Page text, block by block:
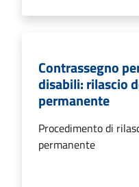
Contrassegno
disabili: rilascio
permanente
Procedimento di
permanente